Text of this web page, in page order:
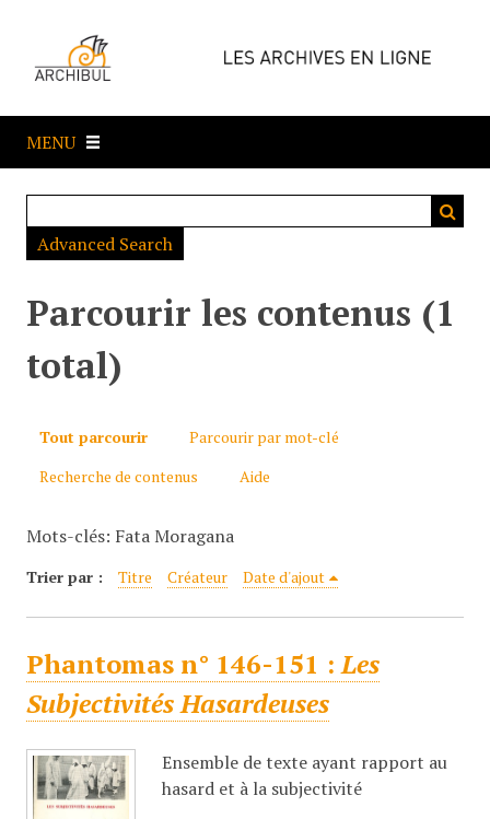
e
a
MENU
Advanced Search
Parcourir les contenus (1
total)
Tout parcourir
Parcourir par mot-clé
Recherche de contenus
Aide
Mots-clés: Fata Moragana
Trier par : Titre Créateur Date d'ajout
Phantomas n° 146-151 :Les
Subjectivités Hasardeuses
Ensemble de texte ayant rapport au
hasard et à la subjectivité